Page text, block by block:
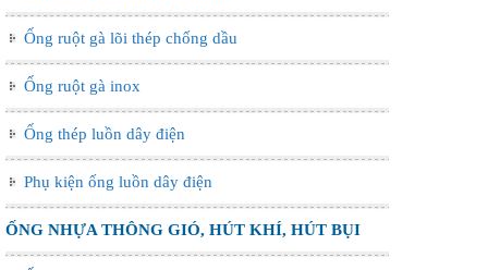
Ống ruột gà lõi thép chống dầu
Ống ruột gà inox
Ống thép luồn dây điện
Phụ kiện ống luồn dây điện
ỐNG NHỰA THÔNG GIÓ, HÚT KHÍ, HÚT BỤI